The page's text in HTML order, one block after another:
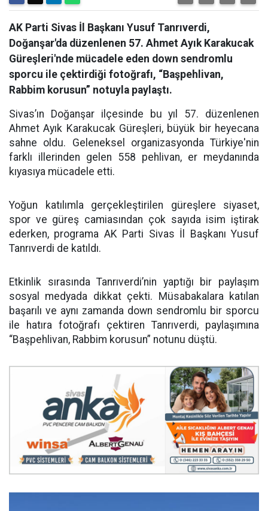
AK Parti Sivas İl Başkanı Yusuf Tanrıverdi,
Doğanşar'da düzenlenen 57. Ahmet Ayık Karakucak
Güreşleri'nde mücadele eden down sendromlu
sporcu ile çektirdiği fotoğrafı, “Başpehlivan,
Rabbim korusun” notuyla paylaştı.
Sivas’ın Doğanşar ilçesinde bu yıl 57. düzenlenen
Ahmet Ayık Karakucak Güreşleri, büyük bir heyecana
sahne oldu. Geleneksel organizasyonda Türkiye'nin
farklı illerinden gelen 558 pehlivan, er meydanında
kıyasıya mücadele etti.
Yoğun katılımla gerçekleştirilen güreşlere siyaset,
spor ve güreş camiasından çok sayıda isim iştirak
ederken, programa AK Parti Sivas İl Başkanı Yusuf
Tanrıverdi de katıldı.
Etkinlik sırasında Tanrıverdi’nin yaptığı bir paylaşım
sosyal medyada dikkat çekti. Müsabakalara katılan
başarılı ve aynı zamanda down sendromlu bir sporcu
ile hatıra fotoğrafı çektiren Tanrıverdi, paylaşımına
“Başpehlivan, Rabbim korusun” notunu düştü.